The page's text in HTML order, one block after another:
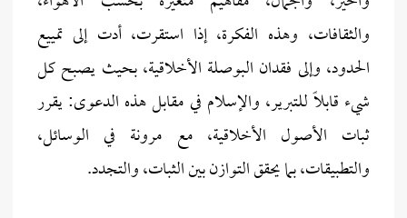
والثقافات، وهذه الفكرة، إذا استقرت، أدت إلى تمييع
الحدود، وإلى فقدان البوصلة الأخلاقية، بحيث يصبح كل
شيء قابلاً للتبرير، والإسلام في مقابل هذه الدعوى: يقرر
ثبات الأصول الأخلاقية، مع مرونة في الوسائل،
والتطبيقات، بما يحقق التوازن بين الثبات، والتجدد.